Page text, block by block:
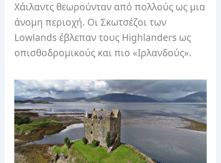
Χάιλαντς θεωρούνταν από πολλούς ως μια
άνομη περιοχή. Οι Σκωτσέζοι των
Lowlands έβλεπαν τους Highlanders ως
οπισθοδρομικούς και πιο «Ιρλανδούς».